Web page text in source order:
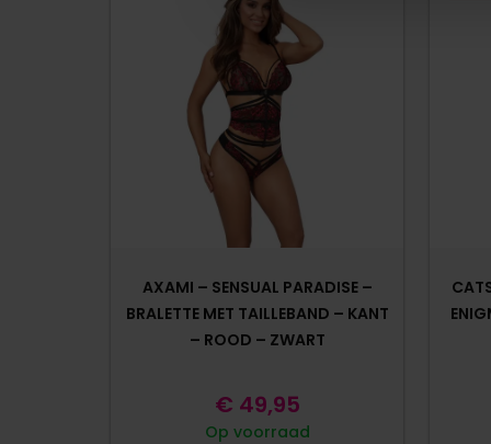
AXAMI – SENSUAL PARADISE –
BRALETTE MET TAILLEBAND – KANT
– ROOD – ZWART
Op voorraad
€ 49,95